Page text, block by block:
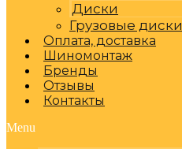
Диски
Грузовые диски
Оплата, доставка
Шиномонтаж
Бренды
Отзывы
Контакты
Menu